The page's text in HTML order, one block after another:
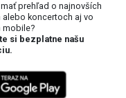
prehľad o najnovších
koncertoch aj vo
mobile?
si bezplatne našu